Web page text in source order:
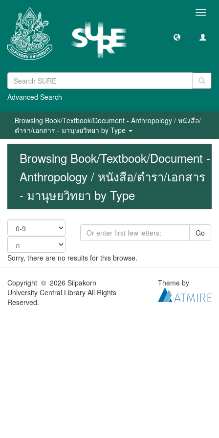
Advanced Search
Browsing Book/Textbook/Document - Anthropology / หนังสือ/
ตำรา/เอกสาร - มานุษยวิทยา by Type
Browsing Book/Textbook/Document -
Anthropology / หนังสือ/ตำรา/เอกสาร
- มานุษยวิทยา by Type
Go
Sorry, there are no results for this browse.
Copyright © 2026 Silpakorn
University Central Library All Rights
Reserved.
Theme by